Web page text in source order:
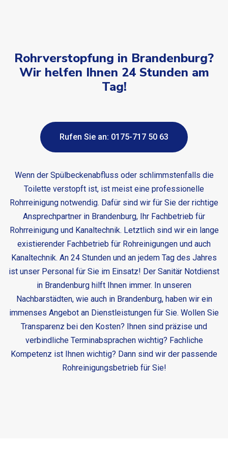
Rohrverstopfung in Brandenburg?
Wir helfen Ihnen 24 Stunden am
Tag!
Rufen Sie an: 0175-717 50 63
Wenn der Spülbeckenabfluss oder schlimmstenfalls die
Toilette verstopft ist, ist meist eine professionelle
Rohrreinigung notwendig. Dafür sind wir für Sie der richtige
Ansprechpartner in Brandenburg, Ihr Fachbetrieb für
Rohrreinigung und Kanaltechnik. Letztlich sind wir ein lange
existierender Fachbetrieb für Rohreinigungen und auch
Kanaltechnik. An 24 Stunden und an jedem Tag des Jahres
ist unser Personal für Sie im Einsatz! Der Sanitär Notdienst
in Brandenburg hilft Ihnen immer. In unseren
Nachbarstädten, wie auch in Brandenburg, haben wir ein
immenses Angebot an Dienstleistungen für Sie. Wollen Sie
Transparenz bei den Kosten? Ihnen sind präzise und
verbindliche Terminabsprachen wichtig? Fachliche
Kompetenz ist Ihnen wichtig? Dann sind wir der passende
Rohreinigungsbetrieb für Sie!